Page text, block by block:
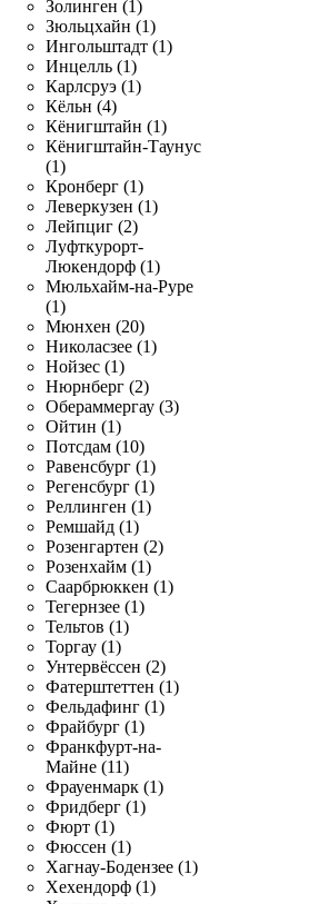
Золинген (1)
Зюльцхайн (1)
Ингольштадт (1)
Инцелль (1)
Карлсруэ (1)
Кёльн (4)
Кёнигштайн (1)
Кёнигштайн-Таунус
(1)
Кронберг (1)
Леверкузен (1)
Лейпциг (2)
Луфткурорт-
Люкендорф (1)
Мюльхайм-на-Руре
(1)
Мюнхен (20)
Николасзее (1)
Нойзес (1)
Нюрнберг (2)
Обераммергау (3)
Ойтин (1)
Потсдам (10)
Равенсбург (1)
Регенсбург (1)
Реллинген (1)
Ремшайд (1)
Розенгартен (2)
Розенхайм (1)
Саарбрюккен (1)
Тегернзее (1)
Тельтов (1)
Торгау (1)
Унтервёссен (2)
Фатерштеттен (1)
Фельдафинг (1)
Фрайбург (1)
Франкфурт-на-
Майне (11)
Фрауенмарк (1)
Фридберг (1)
Фюрт (1)
Фюссен (1)
Хагнау-Бодензее (1)
Хехендорф (1)